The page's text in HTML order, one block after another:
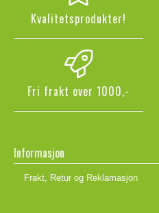
Kvalitetsprodukter!
Fri frakt over 1000,-
Informasjon
Frakt, Retur og Reklamasjon